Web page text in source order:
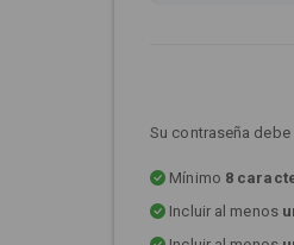
Su contraseña
Mínimo 8
Incluir al menos